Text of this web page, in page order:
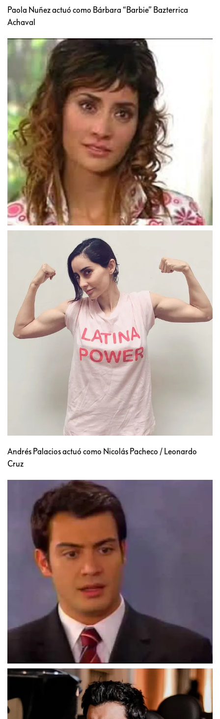
Paola Nuñez actuó como Bárbara “Barbie” Bazterrica
Achaval
Andrés Palacios actuó como Nicolás Pacheco / Leonardo
Cruz